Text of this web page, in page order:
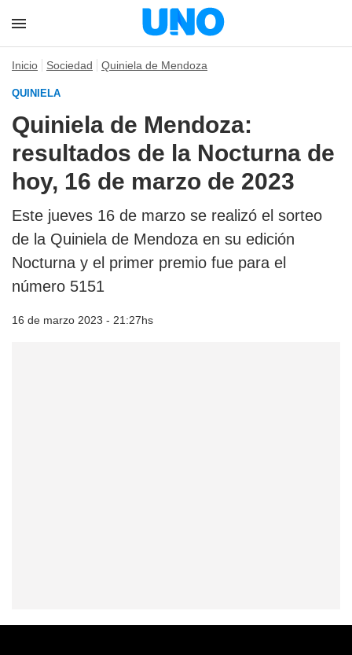
Inicio Sociedad Quiniela de Mendoza
QUINIELA
Quiniela de Mendoza:
resultados de la Nocturna de
hoy, 16 de marzo de 2023
Este jueves 16 de marzo se realizó el sorteo
de la Quiniela de Mendoza en su edición
Nocturna y el primer premio fue para el
número 5151
16 de marzo 2023 - 21:27hs